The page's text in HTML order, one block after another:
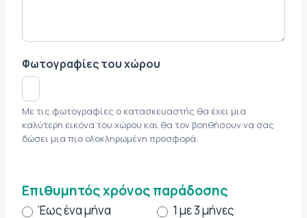
Φωτογραφίες του χώρου
Με τις φωτογραφίες ο κατασκευαστής θα έχει μια
καλύτερη εικόνα του χώρου και θα τον βοηθήσουν να σας
δώσει μια πιο ολοκληρωμένη προσφορά.
Επιθυμητός χρόνος παράδοσης
Έως ένα μήνα
1 με 3 μήνες